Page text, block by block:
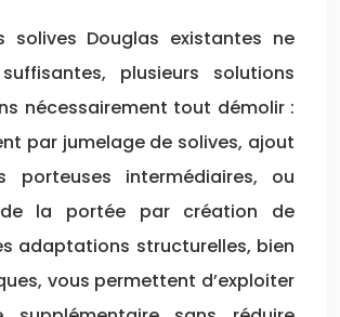
solives Douglas existantes ne
plusieurs solutions
nécessairement tout démolir :
par jumelage de solives, ajout
porteuses intermédiaires, ou
la portée par création de
adaptations structurelles, bien
vous permettent d’exploiter